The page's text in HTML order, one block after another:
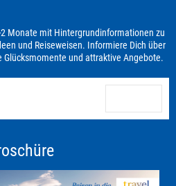
Monate mit Hintergrundinformationen zu
und Reiseweisen. Informiere Dich über
Glücksmomente und attraktive Angebote.